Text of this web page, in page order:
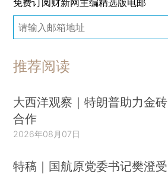
免费订阅财新网主编精选版电邮
推荐阅读
大西洋观察｜特朗普助力金砖
合作
2026年08月07日
特稿｜国航原党委书记樊澄受